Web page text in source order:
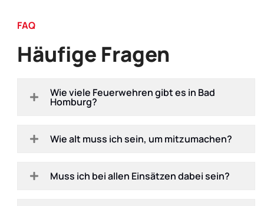
FAQ
Häufige Fragen
Wie viele Feuerwehren gibt es in Bad
Homburg?
Wie alt muss ich sein, um mitzumachen?
Muss ich bei allen Einsätzen dabei sein?